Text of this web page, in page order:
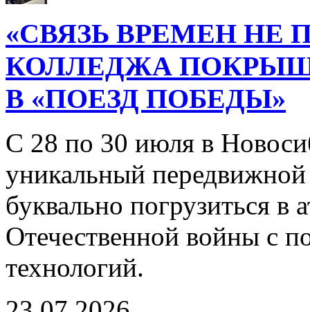
«СВЯЗЬ ВРЕМЕН НЕ
КОЛЛЕДЖА
В «ПОЕЗД ПОБЕДЫ»
С 28 по 30 июля в
уникальный
буквально погрузиться
Отечественной войны с
технологий.